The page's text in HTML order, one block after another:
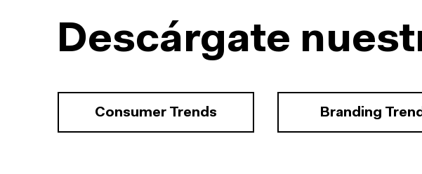
Descárgate
Consumer Trends Branding